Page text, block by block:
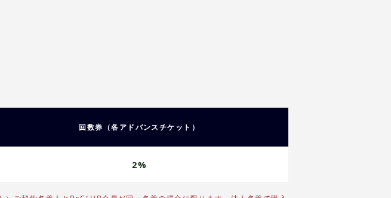
回数券 （各アドバンスチケット）
2%